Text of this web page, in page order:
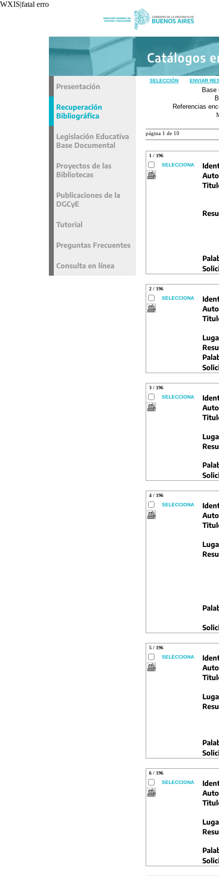
Presentación
Recuperación
Bibliográfica
Legislación Educativa
Base Documental
Proyectos de las
Bibliotecas
Publicaciones de la
DGCyE
Tutorial
Preguntas Frecuentes
Consulta en línea
SELECCIÓN ENVIAR
Base
Referencias
página 1 de 10
1 / 196
SELECCIONA
2 / 196
SELECCIONA
3 / 196
SELECCIONA
4 / 196
SELECCIONA
5 / 196
SELECCIONA
6 / 196
SELECCIONA
WXIS|fatal error|unavoidable|recxref/read|